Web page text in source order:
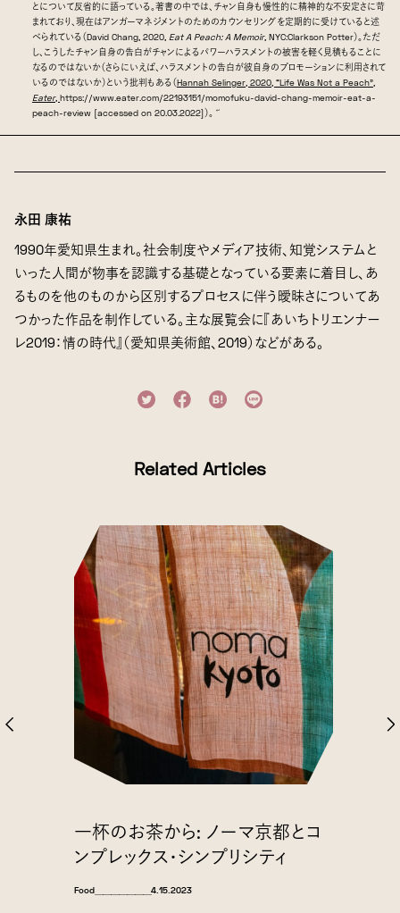
とについて反省的に語っている。著書の中では、チャン自身も慢性的に精神的な不安定さに苛
まれており、現在はアンガーマネジメントのためのカウンセリングを定期的に受けていると述
べられている（David Chang, 2020, Eat A Peach: A Memoir, NYC:Clarkson Potter）。ただ
し、こうしたチャン自身の告白がチャンによるパワーハラスメントの被害を軽く見積もることに
なるのではないか（さらにいえば、ハラスメントの告白が彼自身のプロモーションに利用されて
いるのではないか）という批判もある（Hannah Selinger, 2020, “Life Was Not a Peach”,
Eater, https://www.eater.com/22193151/momofuku-david-chang-memoir-eat-a-
peach-review [accessed on 20.03.2022]）。 ↩
永田 康祐
1990年愛知県生まれ。社会制度やメディア技術、知覚システムと
いった人間が物事を認識する基礎となっている要素に着目し、あ
るものを他のものから区別するプロセスに伴う曖昧さについてあ
つかった作品を制作している。主な展覧会に『あいちトリエンナー
レ2019：情の時代』（愛知県美術館、2019）などがある。
Related Articles
一杯のお茶から: ノーマ京都とコ
ンプレックス・シンプリシティ
Food 4.15.2023